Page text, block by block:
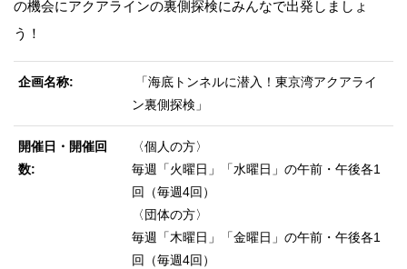
の機会にアクアラインの裏側探検にみんなで出発しましょ
う！
企画名称
「海底トンネルに潜入！東京湾アクアライ
ン裏側探検」
開催日・開催回
数
〈個人の方〉
毎週「火曜日」「水曜日」の午前・午後各1
回（毎週4回）
〈団体の方〉
毎週「木曜日」「金曜日」の午前・午後各1
回（毎週4回）